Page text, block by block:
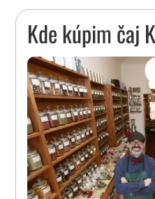
Kde kúpim čaj